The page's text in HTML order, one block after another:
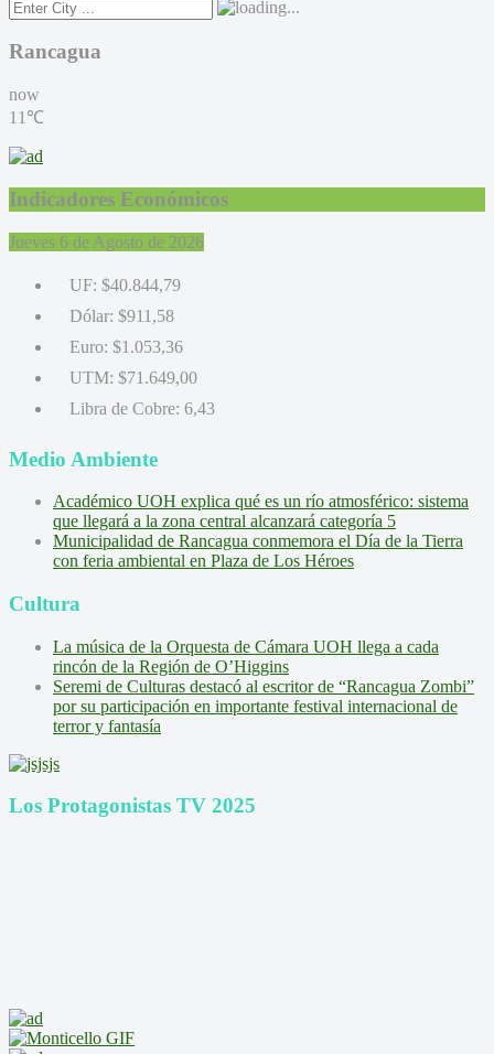
Rancagua
now
11℃
Indicadores Económicos
Jueves 6 de Agosto de 2026
UF: $40.844,79
Dólar: $911,58
Euro: $1.053,36
UTM: $71.649,00
Libra de Cobre: 6,43
Medio Ambiente
Académico UOH explica qué es un río atmosférico: sistema
que llegará a la zona central alcanzará categoría 5
Municipalidad de Rancagua conmemora el Día de la Tierra
con feria ambiental en Plaza de Los Héroes
Cultura
La música de la Orquesta de Cámara UOH llega a cada
rincón de la Región de O’Higgins
Seremi de Culturas destacó al escritor de “Rancagua Zombi”
por su participación en importante festival internacional de
terror y fantasía
Los Protagonistas TV 2025